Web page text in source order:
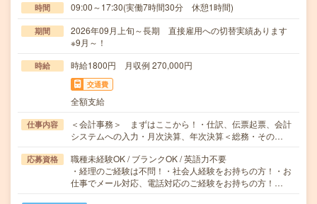
時間 09:00～17:30(実働7時間30分 休憩1時間)
期間
2026年09月上旬～長期 直接雇用への切替実績あります
※9月～！
時給 時給1800円 月収例 270,000円
交通費
全額支給
仕事内容
＜会計事務＞ まずはここから！・仕訳、伝票起票、会計
システムへの入力・月次決算、年次決算＜総務・その…
応募資格
職種未経験OK / ブランクOK / 英語力不要
・経理のご経験は不問！・社会人経験をお持ちの方！・お
仕事でメール対応、電話対応のご経験をお持ちの方！…